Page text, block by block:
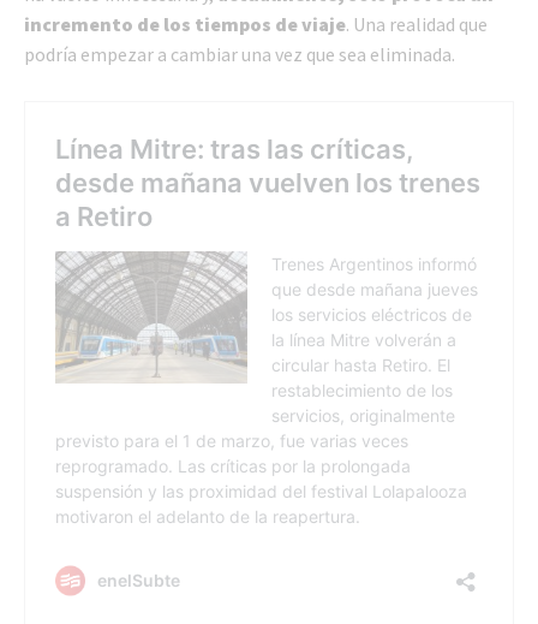
incremento de los tiempos de viaje. Una realidad que
podría empezar a cambiar una vez que sea eliminada.